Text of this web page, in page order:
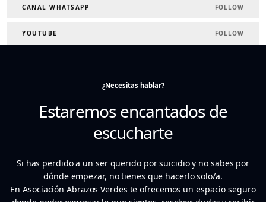
CANAL WHATSAPP FOLLOW
YOUTUBE FOLLOW
¿Necesitas hablar?
Estaremos encantados de
escucharte
Si has perdido a un ser querido por suicidio y no sabes por
dónde empezar, no tienes que hacerlo solo/a.
En Asociación Abrazos Verdes te ofrecemos un espacio seguro